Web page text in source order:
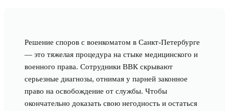
Решение споров с военкоматом в Санкт-Петербурге
— это тяжелая процедура на стыке медицинского и
военного права. Сотрудники ВВК скрывают
серьезные диагнозы, отнимая у парней законное
право на освобождение от службы. Чтобы
окончательно доказать свою негодность и остаться